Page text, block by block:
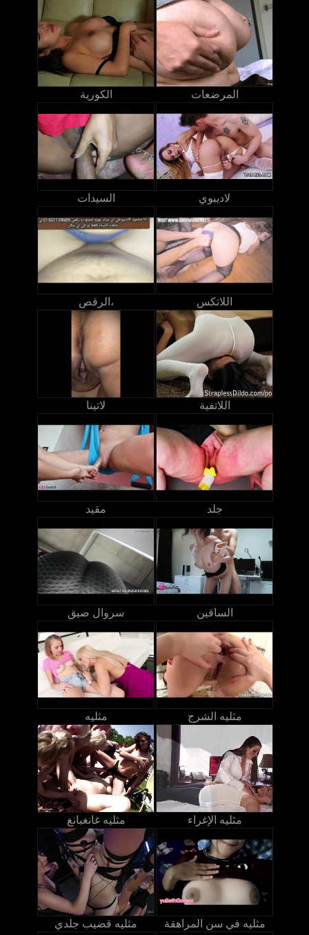
الكورية المرضعات
السيدات لاديبوي
الرقص، اللاتكس
لاتينا اللاتفية
مقيد جلد
سروال ضيق الساقين
مثليه مثليه الشرج
مثليه غانغبانغ مثليه الإغراء
مثليه قضيب جلدي مثليه في سن المراهقة